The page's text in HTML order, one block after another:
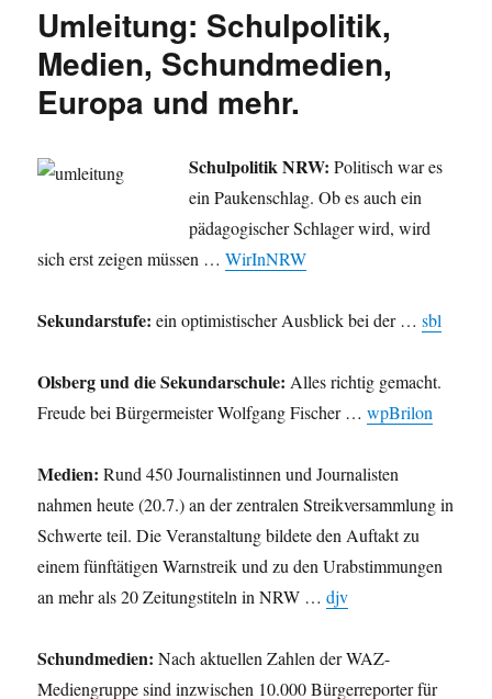
von
ansonsten
viele
Alpträume,
bunter
Umleitung: Schulpolitik,
Medien, Schundmedien,
Europa und mehr.
Schulpolitik NRW: Politisch war es
ein Paukenschlag. Ob es auch ein
pädagogischer Schlager wird, wird
sich erst zeigen müssen …WirInNRW
Sekundarstufe: ein optimistischer Ausblick bei der …sbl
Olsberg und die Sekundarschule: Alles richtig gemacht.
Freude bei Bürgermeister Wolfgang Fischer …wpBrilon
Medien: Rund 450 Journalistinnen und Journalisten
nahmen heute (20.7.) an der zentralen Streikversammlung in
Schwerte teil. Die Veranstaltung bildete den Auftakt zu
einem fünftätigen Warnstreik und zu den Urabstimmungen
an mehr als 20 Zeitungstiteln in NRW …djv
Schundmedien: Nach aktuellen Zahlen der WAZ-
Mediengruppe sind inzwischen 10.000 Bürgerreporter für